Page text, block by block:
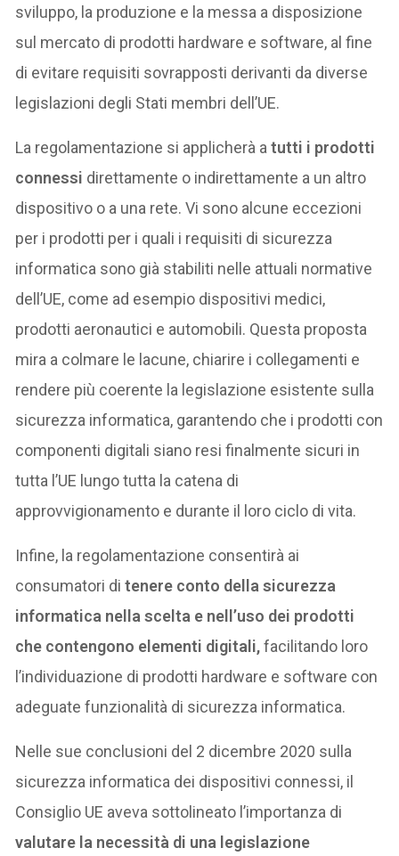
sviluppo, la produzione e la messa a disposizione
sul mercato di prodotti hardware e software, al fine
di evitare requisiti sovrapposti derivanti da diverse
legislazioni degli Stati membri dell’UE.
La regolamentazione si applicherà atutti i prodotti
connessi direttamente o indirettamente a un altro
dispositivo o a una rete. Vi sono alcune eccezioni
per i prodotti per i quali i requisiti di sicurezza
informatica sono già stabiliti nelle attuali normative
dell’UE, come ad esempio dispositivi medici,
prodotti aeronautici e automobili. Questa proposta
mira a colmare le lacune, chiarire i collegamenti e
rendere più coerente la legislazione esistente sulla
sicurezza informatica, garantendo che i prodotti con
componenti digitali siano resi finalmente sicuri in
tutta l’UE lungo tutta la catena di
approvvigionamento e durante il loro ciclo di vita.
Infine, la regolamentazione consentirà ai
consumatori di tenere conto della sicurezza
informatica nella scelta e nell’uso dei prodotti
che contengono elementi digitali,facilitando loro
l’individuazione di prodotti hardware e software con
adeguate funzionalità di sicurezza informatica.
Nelle sue conclusioni del 2 dicembre 2020 sulla
sicurezza informatica dei dispositivi connessi, il
Consiglio UE aveva sottolineato l’importanza di
valutare la necessità di una legislazione